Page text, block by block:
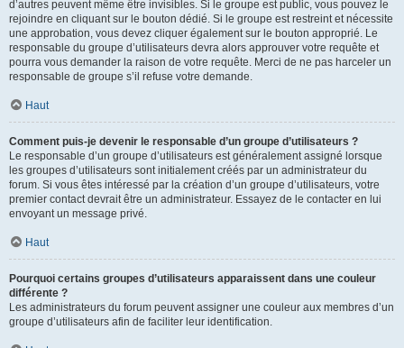
d’autres peuvent même être invisibles. Si le groupe est public, vous pouvez le
rejoindre en cliquant sur le bouton dédié. Si le groupe est restreint et nécessite
une approbation, vous devez cliquer également sur le bouton approprié. Le
responsable du groupe d’utilisateurs devra alors approuver votre requête et
pourra vous demander la raison de votre requête. Merci de ne pas harceler un
responsable de groupe s’il refuse votre demande.
Haut
Comment puis-je devenir le responsable d’un groupe d’utilisateurs ?
Le responsable d’un groupe d’utilisateurs est généralement assigné lorsque
les groupes d’utilisateurs sont initialement créés par un administrateur du
forum. Si vous êtes intéressé par la création d’un groupe d’utilisateurs, votre
premier contact devrait être un administrateur. Essayez de le contacter en lui
envoyant un message privé.
Haut
Pourquoi certains groupes d’utilisateurs apparaissent dans une couleur
différente ?
Les administrateurs du forum peuvent assigner une couleur aux membres d’un
groupe d’utilisateurs afin de faciliter leur identification.